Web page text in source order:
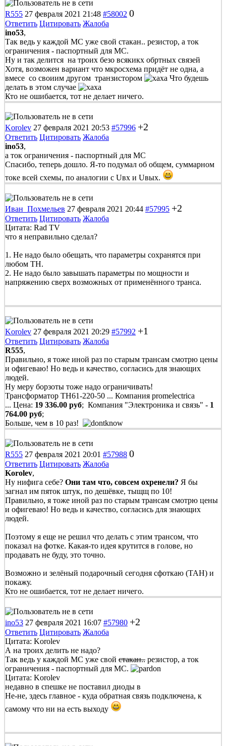
R555 27 февраля 2021 21:48 #58002 0
Ответить Цитировать Жалоба
ino53,
Так ведь у каждой МС уже свой стакан.. резистор, а ток
ограничения - паспортный для МС.
Ну и так делится на троих безо всякикх обртных связей
Хотя, возможен вариант что мкросхема придёт не одна, а
вмесе со своиим другом транзистором
Что будешь
делать в этом случае
Кто не ошибается, тот не делает ничего.
Korolev 27 февраля 2021 20:53 #57996 +2
Ответить Цитировать Жалоба
ino53,
а ток ограничения - паспортный для МС
Спасибо, теперь дошло. Я-то подумал об общем, суммарном
токе всей схемы, по аналогии с Uвх и Uвых.
Иван_Похмельев 27 февраля 2021 20:44 #57995 +2
Ответить Цитировать Жалоба
Цитата: Rad TV
что я неправильно сделал?
1. Не надо было обещать, что параметры сохранятся при
любом ТН.
2. Не надо было завышать параметры по мощности и
напряжению сверх возможных от применённого транса.
Korolev 27 февраля 2021 20:29 #57992 +1
Ответить Цитировать Жалоба
R555,
Правильно, я тоже иной раз по старым трансам смотрю цены
и офигеваю! Но ведь и качество, согласись для знающих
людей.
Ну меру борзоты тоже надо ограничивать!
Трансформатор ТН61-220-50 ... Компания promelectrica
... Цена: 19 336.00 руб; Компания "Электроника и связь" - 1
764.00 руб;
Больше, чем в 10 раз!
R555 27 февраля 2021 20:01 #57988 0
Ответить Цитировать Жалоба
Korolev,
Ну нифига себе? Они там что, совсем охренели? Я бы
загнал им пяток штук, по дешёвке, тыщщ по 10!
Правильно, я тоже иной раз по старым трансам смотрю цены
и офигеваю! Но ведь и качество, согласись для знающих
людей.
Поэтому я еще не решил что делать с этим трансом, что
показал на фотке. Какая-то идея крутится в голове, но
продавать не буду, это точно.
Возможно и зелёный подарочный сегодня сфоткаю (ТАН) и
покажу.
Кто не ошибается, тот не делает ничего.
ino53 27 февраля 2021 16:07 #57980 +2
Ответить Цитировать Жалоба
Цитата: Korolev
А на троих делить не надо?
Так ведь у каждой МС уже свой стакан.. резистор, а ток
ограничения - паспортный для МС.
Цитата: Korolev
недавно в спешке не поставил диоды в
Не-не, здесь главное - куда обратная связь подключена, к
самому что ни на есть выходу